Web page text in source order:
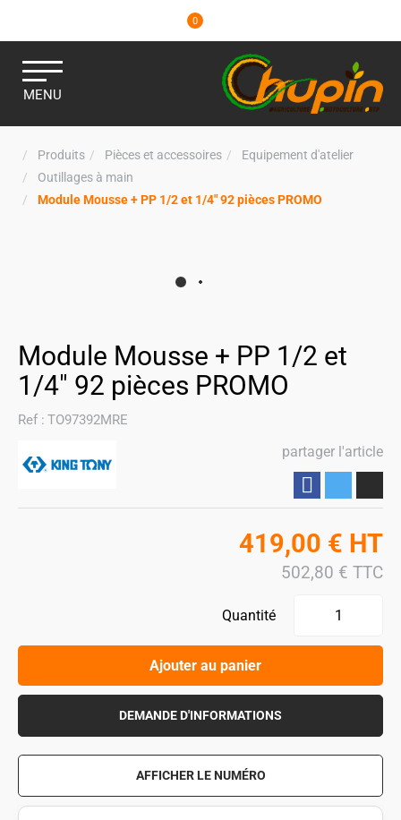
0
MENU
Produits Pièces et accessoires
Equipement d'atelier
Outillages à main
Module Mousse + PP 1/2 et 1/4" 92 pièces PROMO
Module Mousse + PP 1/2 et
1/4" 92 pièces PROMO
Ref : TO97392MRE
partager l'article
419,00 € HT
502,80 € TTC
Quantité
Ajouter au panier
DEMANDE D'INFORMATIONS
AFFICHER LE NUMÉRO